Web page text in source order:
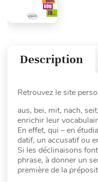
Description
Retrouvez le site
aus, bei, mit, nach,
enrichir leur
En effet, qui – en
datif, un accusatif ou
Si les déclinaisons
phrase, à donner un
première de la